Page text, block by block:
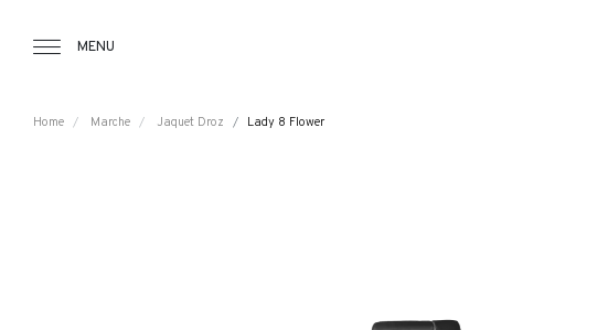
MENU
Home Marche Jaquet Droz Lady 8 Flower